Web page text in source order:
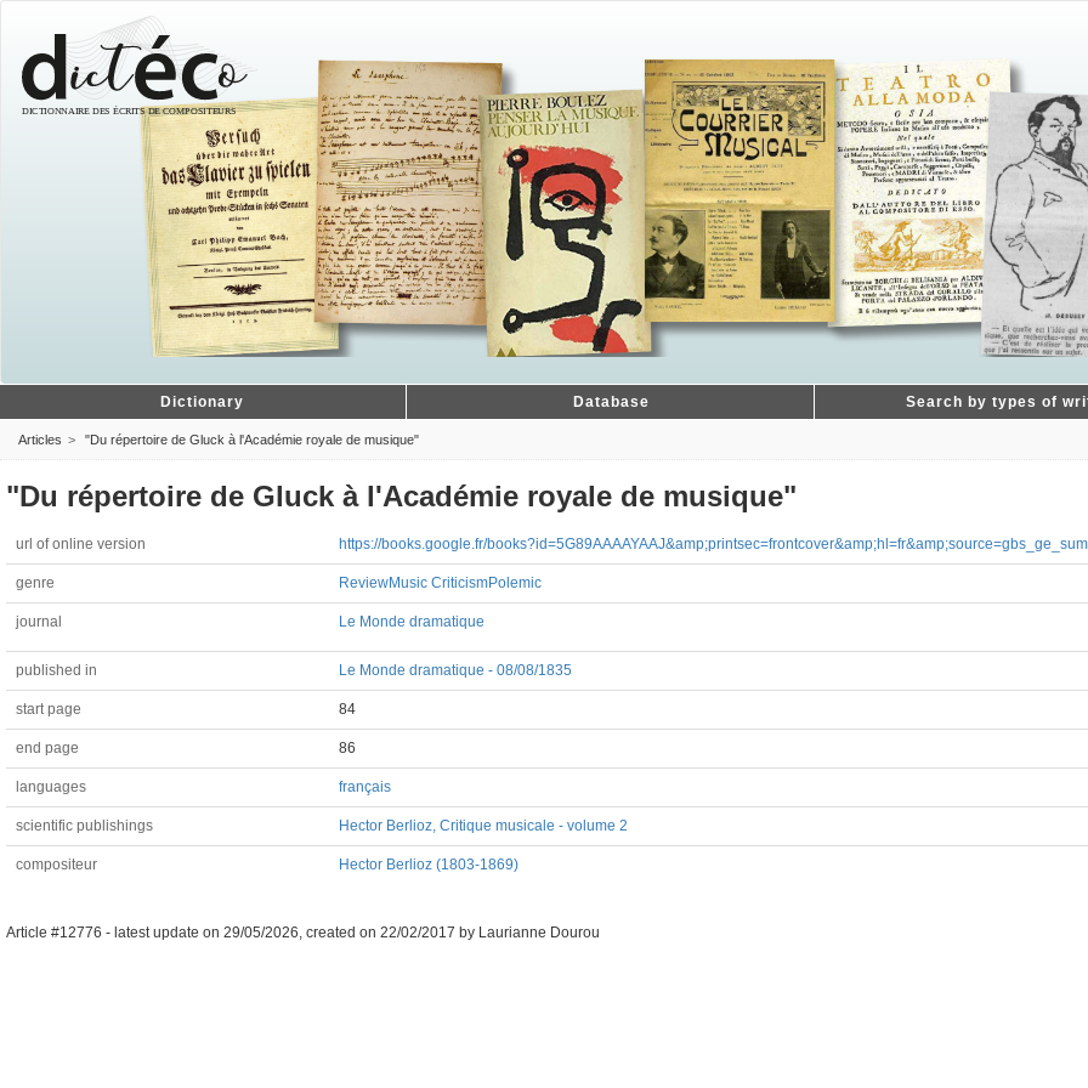
Dictionary Database Search by types of
Articles "Du répertoire de Gluck à l'Académie royale de musique"
"Du répertoire de Gluck à l'Académie royale de musique"
url of online version https://books.google.fr/
genre ReviewMusic CriticismPolemic
journal Le Monde dramatique
published in Le Monde dramatique - 08/08/1835
start page 84
end page 86
languages français
scientific publishings Hector Berlioz, Critique musicale - volume 2
compositeur Hector Berlioz (1803-1869)
Article #12776 - latest update on 29/05/2026, created on 22/02/2017 by Laurianne Dourou